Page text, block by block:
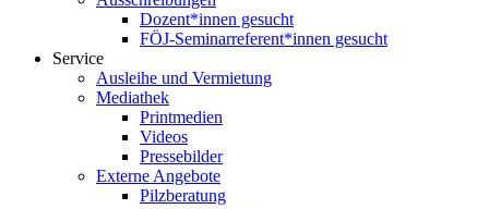
Dozent*innen gesucht
FÖJ-Seminarreferent*innen gesucht
Service
Ausleihe und Vermietung
Mediathek
Printmedien
Videos
Pressebilder
Externe Angebote
Pilzberatung